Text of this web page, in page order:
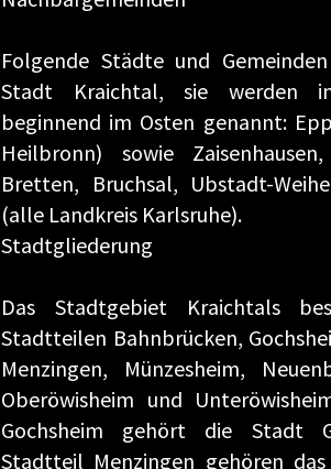
Folgende Städte und
Stadt Kraichtal, sie werden
beginnend im Osten genannt:
Heilbronn) sowie
Bretten, Bruchsal, Ubstadt-
(alle Landkreis Karlsruhe).
Stadtgliederung
Das Stadtgebiet Kraichtals
Stadtteilen Bahnbrücken,
Menzingen, Münzesheim,
Oberöwisheim und
Gochsheim gehört die Stadt
Stadtteil Menzingen gehören